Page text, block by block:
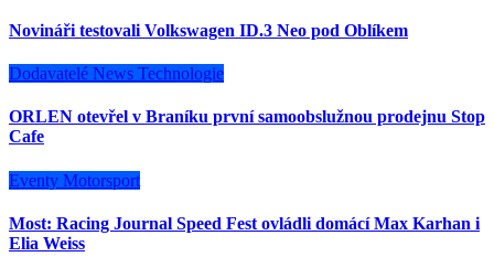
Novináři testovali Volkswagen ID.3 Neo pod Oblíkem
Dodavatelé News Technologie
ORLEN otevřel v Braníku první samoobslužnou prodejnu Stop
Cafe
Eventy Motorsport
Most: Racing Journal Speed Fest ovládli domácí Max Karhan i
Elia Weiss